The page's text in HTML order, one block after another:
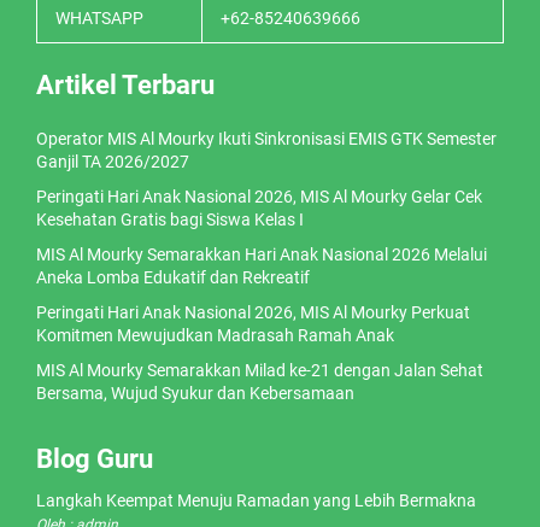
WHATSAPP +62-85240639666
Artikel Terbaru
Operator MIS Al Mourky Ikuti Sinkronisasi EMIS GTK Semester
Ganjil TA 2026/2027
Peringati Hari Anak Nasional 2026, MIS Al Mourky Gelar Cek
Kesehatan Gratis bagi Siswa Kelas I
MIS Al Mourky Semarakkan Hari Anak Nasional 2026 Melalui
Aneka Lomba Edukatif dan Rekreatif
Peringati Hari Anak Nasional 2026, MIS Al Mourky Perkuat
Komitmen Mewujudkan Madrasah Ramah Anak
MIS Al Mourky Semarakkan Milad ke-21 dengan Jalan Sehat
Bersama, Wujud Syukur dan Kebersamaan
Blog Guru
Langkah Keempat Menuju Ramadan yang Lebih Bermakna